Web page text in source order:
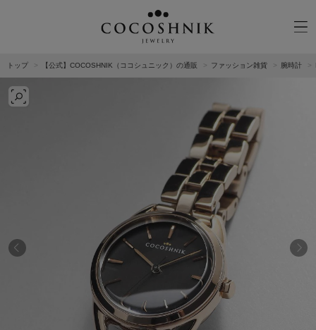
CATEGORY MATERIAL
K18GOLD
K10GOLD
PLATINUM
DIAMOND
PEARL
AFTERCARE & REPAIRS
トップ 【公式】COCOSHNIK（ココシュニック）の通販 ファッション雑貨 腕時計